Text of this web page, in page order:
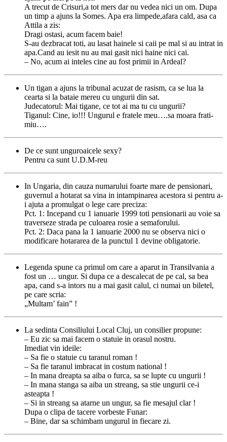
A trecut de Crisuri,a tot mers dar nu vedea nici un om. Dupa
un timp a ajuns la Somes. Apa era limpede,afara cald, asa ca
Attila a zis:
Dragi ostasi, acum facem baie!
S-au dezbracat toti, au lasat hainele si caii pe mal si au intrat in
apa.Cand au iesit nu au mai gasit nici haine nici cai.
– No, acum ai inteles cine au fost primii in Ardeal?
Un tigan a ajuns la tribunal acuzat de rasism, ca se lua la
cearta si la bataie mereu cu ungurii din sat.
Judecatorul: Mai tigane, ce tot ai ma tu cu ungurii?
Tiganul: Cine, io!!! Ungurul e fratele meu….sa moara frati-
miu….
De ce sunt unguroaicele sexy?
Pentru ca sunt U.D.M-reu
In Ungaria, din cauza numarului foarte mare de pensionari,
guvernul a hotarat sa vina in intampinarea acestora si pentru a-
i ajuta a promulgat o lege care preciza:
Pct. 1: Incepand cu 1 ianuarie 1999 toti pensionarii au voie sa
traverseze strada pe culoarea rosie a semaforului.
Pct. 2: Daca pana la 1 ianuarie 2000 nu se observa nici o
modificare hotararea de la punctul 1 devine obligatorie.
Legenda spune ca primul om care a aparut in Transilvania a
fost un … ungur. Si dupa ce a descalecat de pe cal, sa bea
apa, cand s-a intors nu a mai gasit calul, ci numai un biletel,
pe care scria:
„Multam’ fain” !
La sedinta Consiliului Local Cluj, un consilier propune:
– Eu zic sa mai facem o statuie in orasul nostru.
Imediat vin ideile:
– Sa fie o statuie cu taranul roman !
– Sa fie taranul imbracat in costum national !
– In mana dreapta sa aiba o furca, sa se lupte cu ungurii !
– In mana stanga sa aiba un streang, sa stie ungurii ce-i
asteapta !
– Si in streang sa atarne un ungur, sa fie mesajul clar !
Dupa o clipa de tacere vorbeste Funar:
– Bine, dar sa schimbam ungurul in fiecare zi.